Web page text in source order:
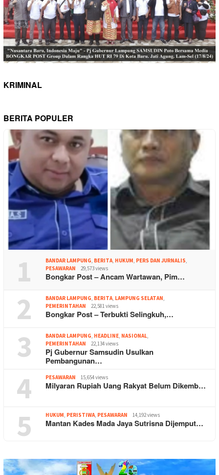
KRIMINAL
BERITA POPULER
1 BANDAR LAMPUNG BERITA HUKUM PERS DAN JURNALIS
PESAWARAN
29,573 views
Bongkar Post – Ancam Wartawan, Pim…
2 BANDAR LAMPUNG BERITA LAMPUNG SELATAN
PEMERINTAHAN
22,581 views
Bongkar Post – Terbukti Selingkuh,…
3 BANDAR LAMPUNG HEADLINE NASIONAL
PEMERINTAHAN
22,134 views
Pj Gubernur Samsudin Usulkan
Pembangunan…
4 PESAWARAN 15,654 views
Milyaran Rupiah Uang Rakyat Belum Dikemb…
5 HUKUM PERISTIWA PESAWARAN 14,192 views
Mantan Kades Mada Jaya Sutrisna Dijemput…